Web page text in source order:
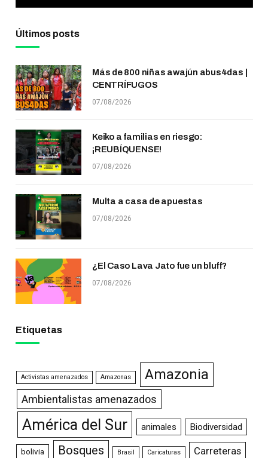
Últimos posts
Más de 800 niñas awajún abus4das |
CENTRÍFUGOS
07/08/2026
Keiko a familias en riesgo:
¡REUBÍQUENSE!
07/08/2026
Multa a casa de apuestas
07/08/2026
¿El Caso Lava Jato fue un bluff?
07/08/2026
Etiquetas
Activistas amenazados Amazonas Amazonia
Ambientalistas amenazados
América del Sur animales Biodiversidad
bolivia Bosques Brasil Caricaturas Carreteras